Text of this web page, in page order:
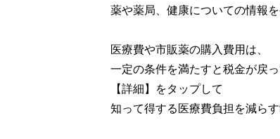
薬や薬局、健康についての情報を
医療費や市販薬の購入費用は、
一定の条件を満たすと税金が戻
【詳細】をタップして
知って得する医療費負担を減ら